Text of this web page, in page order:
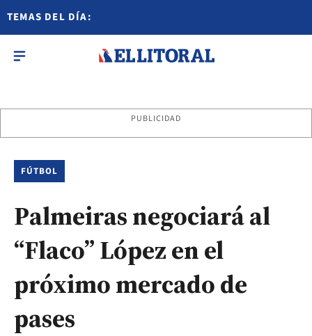
TEMAS DEL DÍA:
PUBLICIDAD
FÚTBOL
Palmeiras negociará al
“Flaco” López en el
próximo mercado de
pases